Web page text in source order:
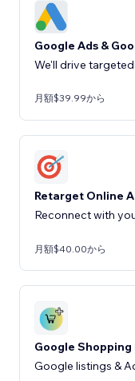
Google Ads &
We'll drive
月額$39.99から
Retarget Online
Reconnect with
月額$40.00から
Google Shopping
Google listings &